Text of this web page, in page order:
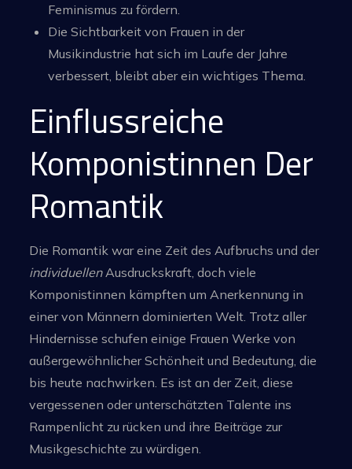
Feminismus zu fördern.
Die Sichtbarkeit von Frauen in der
Musikindustrie hat sich im Laufe der Jahre
verbessert, bleibt aber ein wichtiges Thema.
Einflussreiche
Komponistinnen Der
Romantik
Die Romantik war eine Zeit des Aufbruchs und der
individuellenAusdruckskraft, doch viele
Komponistinnen kämpften um Anerkennung in
einer von Männern dominierten Welt. Trotz aller
Hindernisse schufen einige Frauen Werke von
außergewöhnlicher Schönheit und Bedeutung, die
bis heute nachwirken. Es ist an der Zeit, diese
vergessenen oder unterschätzten Talente ins
Rampenlicht zu rücken und ihre Beiträge zur
Musikgeschichte zu würdigen.